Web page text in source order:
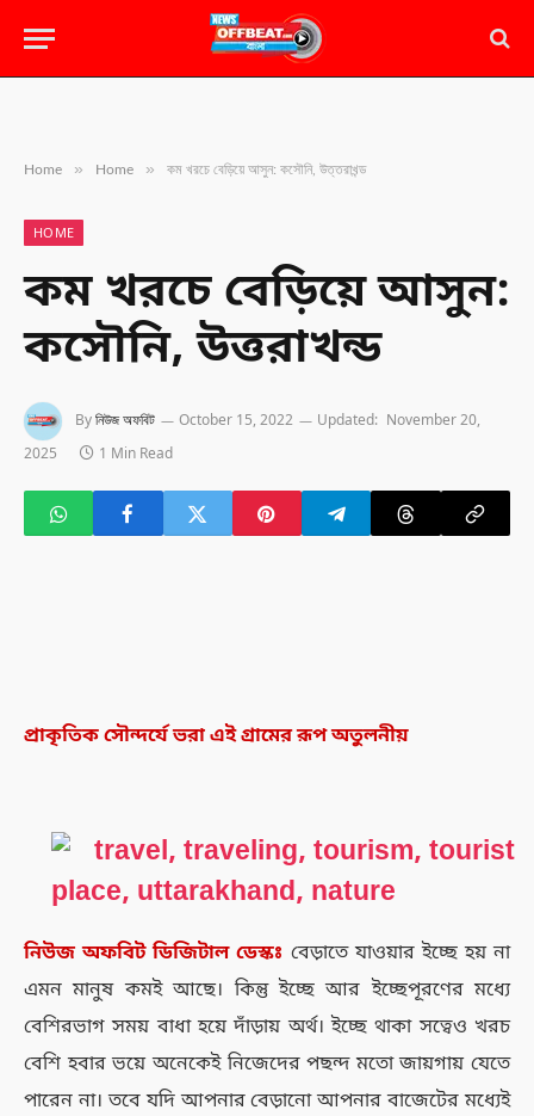
Home » Home » কম খরচে বেড়িয়ে আসুন: কসৌনি, উত্তরাখন্ড
HOME
কম খরচে বেড়িয়ে আসুন:
কসৌনি, উত্তরাখন্ড
Byনিউজ অফবিট October 15, 2022 Updated: November 20,
2025
1 Min Read
প্রাকৃতিক সৌন্দর্যে ভরা এই গ্রামের রূপ অতুলনীয়
নিউজ অফবিট ডিজিটাল ডেস্কঃ বেড়াতে যাওয়ার ইচ্ছে হয় না
এমন মানুষ কমই আছে। কিন্তু ইচ্ছে আর ইচ্ছেপূরণের মধ্যে
বেশিরভাগ সময় বাধা হয়ে দাঁড়ায় অর্থ। ইচ্ছে থাকা সত্বেও খরচ
বেশি হবার ভয়ে অনেকেই নিজেদের পছন্দ মতো জায়গায় যেতে
পারেন না। তবে যদি আপনার বেড়ানো আপনার বাজেটের মধ্যেই